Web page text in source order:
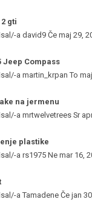
gti
a david9 Če maj 29,
Jeep Compass
a martin_krpan To
na jermenu
a mrtwelvetrees Sr
plastike
a rs1975 Ne mar 16,
aTamadene Če jan